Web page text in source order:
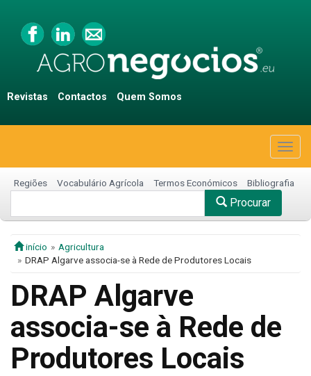
Revistas Contactos Quem Somos
Regiões Vocabulário Agrícola Termos Económicos Bibliografia
Procurar
início
Agricultura
DRAP Algarve associa-se à Rede de Produtores Locais
DRAP Algarve
associa-se à Rede de
Produtores Locais